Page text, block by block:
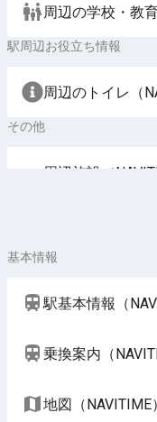
周辺の学校・教
駅周辺お役立ち情報
周辺のトイレ（
その他
周辺施設（
基本情報
駅基本情報（
乗換案内（
地図（NAVITIME）